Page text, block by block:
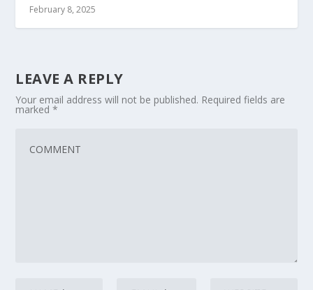
February 8, 2025
LEAVE A REPLY
Your email address will not be published. Required fields are
marked*